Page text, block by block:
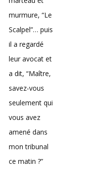
murmure, “Le
Scalpel”… puis
il a regardé
leur avocat et
a dit, “Maître,
savez-vous
seulement qui
vous avez
amené dans
mon tribunal
ce matin ?”